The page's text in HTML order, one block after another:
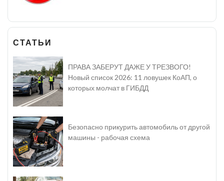
СТАТЬИ
ПРАВА ЗАБЕРУТ ДАЖЕ У ТРЕЗВОГО!
Новый список 2026: 11 ловушек КоАП, о
которых молчат в ГИБДД
Безопасно прикурить автомобиль от другой
машины - рабочая схема